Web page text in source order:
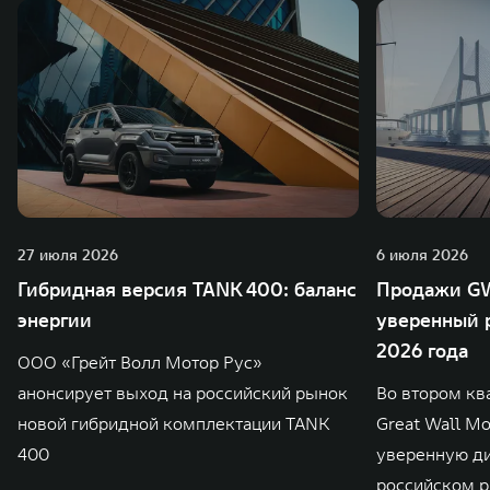
27 июля 2026
Гибридная версия TANK 400: баланс
энергии
ООО «Грейт Волл Мотор Рус»
анонсирует выход на российский рынок
новой гибридной комплектации TANK
400
6 июля 2026
Продажи
уверенный
2026 года
Во втором
Great Wall
уверенную
российском